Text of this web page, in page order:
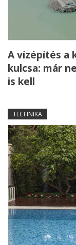
A vízépítés a
kulcsa: már
is kell
TECHNIKA